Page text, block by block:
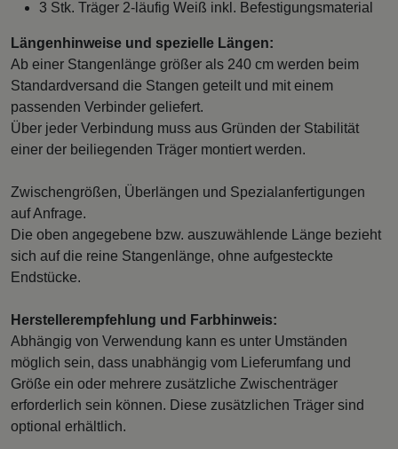
3 Stk. Träger 2-läufig Weiß inkl. Befestigungsmaterial
Längenhinweise und spezielle Längen:
Ab einer Stangenlänge größer als 240 cm werden beim
Standardversand die Stangen geteilt und mit einem
passenden Verbinder geliefert.
Über jeder Verbindung muss aus Gründen der Stabilität
einer der beiliegenden Träger montiert werden.
Zwischengrößen, Überlängen und Spezialanfertigungen
auf Anfrage.
Die oben angegebene bzw. auszuwählende Länge bezieht
sich auf die reine Stangenlänge, ohne aufgesteckte
Endstücke.
Herstellerempfehlung und Farbhinweis:
Abhängig von Verwendung kann es unter Umständen
möglich sein, dass unabhängig vom Lieferumfang und
Größe ein oder mehrere zusätzliche Zwischenträger
erforderlich sein können. Diese zusätzlichen Träger sind
optional erhältlich.